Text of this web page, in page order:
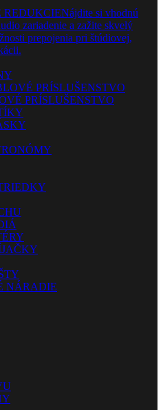
REDUKCIENájdite si vhodnú
zariadenie a zažite skvelý
prepojenia pri štúdiovej,
PRÍSLUŠENSTVO
PRÍSLUŠENSTVO
NÁRADIE